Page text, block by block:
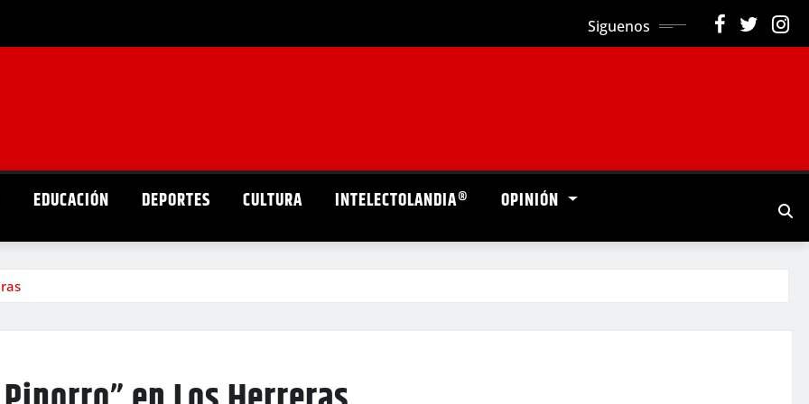
Siguenos
EDUCACIÓN DEPORTES CULTURA INTELECTOLANDIA® OPINIÓN